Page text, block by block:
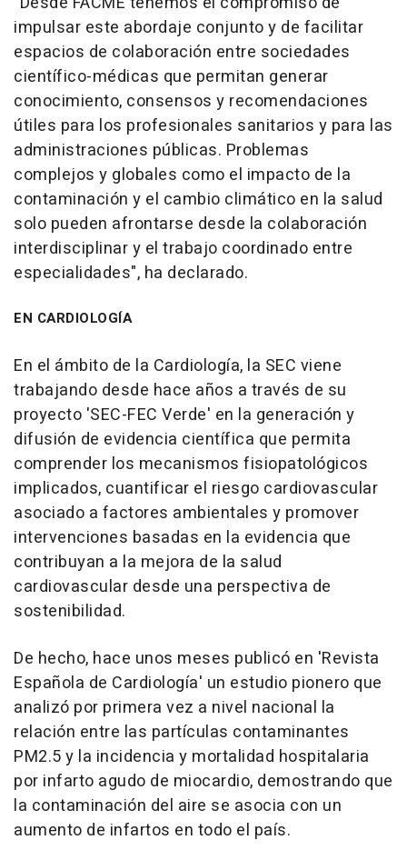
impulsar este abordaje conjunto y de facilitar
espacios de colaboración entre sociedades
científico-médicas que permitan generar
conocimiento, consensos y recomendaciones
útiles para los profesionales sanitarios y para las
administraciones públicas. Problemas
complejos y globales como el impacto de la
contaminación y el cambio climático en la salud
solo pueden afrontarse desde la colaboración
interdisciplinar y el trabajo coordinado entre
especialidades", ha declarado.
EN CARDIOLOGÍA
En el ámbito de la Cardiología, la SEC viene
trabajando desde hace años a través de su
proyecto 'SEC-FEC Verde' en la generación y
difusión de evidencia científica que permita
comprender los mecanismos fisiopatológicos
implicados, cuantificar el riesgo cardiovascular
asociado a factores ambientales y promover
intervenciones basadas en la evidencia que
contribuyan a la mejora de la salud
cardiovascular desde una perspectiva de
sostenibilidad.
De hecho, hace unos meses publicó en 'Revista
Española de Cardiología' un estudio pionero que
analizó por primera vez a nivel nacional la
relación entre las partículas contaminantes
PM2.5 y la incidencia y mortalidad hospitalaria
por infarto agudo de miocardio, demostrando que
la contaminación del aire se asocia con un
aumento de infartos en todo el país.